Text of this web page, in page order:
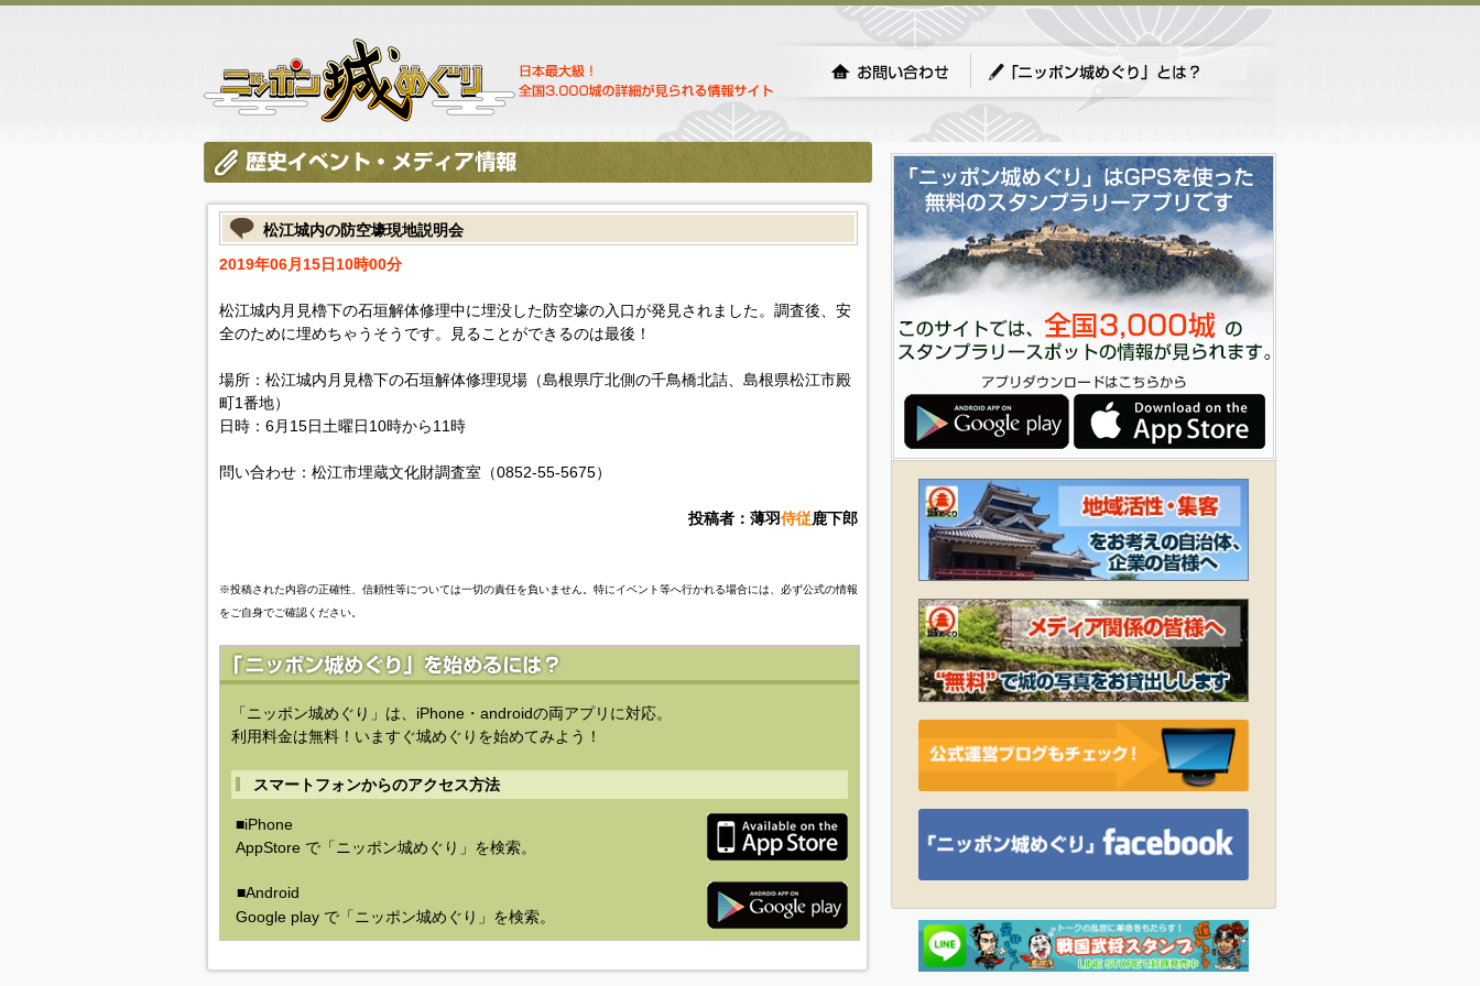
松江城内の防空壕現地説明会
2019年06月15日10時00分
松江城内月見櫓下の石垣解体修理中に埋没した防空壕の入口が発見されました。調査後、安
全のために埋めちゃうそうです。見ることができるのは最後！
場所：松江城内月見櫓下の石垣解体修理現場（島根県庁北側の千鳥橋北詰、島根県松江市殿
町1番地）
日時：6月15日土曜日10時から11時
問い合わせ：松江市埋蔵文化財調査室（0852-55-5675）
投稿者：薄羽侍従鹿下郎
※投稿された内容の正確性、信頼性等については一切の責任を負いません。特にイベント等へ行かれる場合には、必ず公式の情報
をご自身でご確認ください。
「ニッポン城めぐり」は、iPhone・androidの両アプリに対応。
利用料金は無料！いますぐ城めぐりを始めてみよう！
スマートフォンからのアクセス方法
■iPhone
AppStore で「ニッポン城めぐり」を検索。
■Android
Google play で「ニッポン城めぐり」を検索。